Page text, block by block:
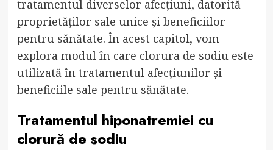
tratamentul diverselor afecțiuni, datorită
proprietăților sale unice și beneficiilor
pentru sănătate. În acest capitol, vom
explora modul în care clorura de sodiu este
utilizată în tratamentul afecțiunilor și
beneficiile sale pentru sănătate.
Tratamentul hiponatremiei cu
clorură de sodiu